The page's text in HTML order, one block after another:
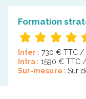
Formation
Inter : 730 € TTC /
Intra : 1590 € TTC
Sur-mesure : Sur